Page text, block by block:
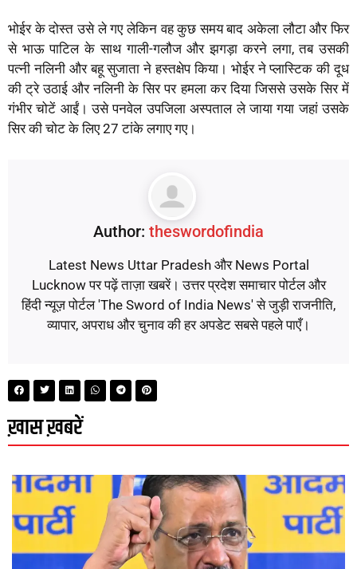
भोईर के दोस्त उसे ले गए लेकिन वह कुछ समय बाद अकेला लौटा और फिर
से भाऊ पाटिल के साथ गाली-गलौज और झगड़ा करने लगा, तब उसकी
पत्नी नलिनी और बहू सुजाता ने हस्तक्षेप किया। भोईर ने प्लास्टिक की दूध
की ट्रे उठाई और नलिनी के सिर पर हमला कर दिया जिससे उसके सिर में
गंभीर चोटें आईं। उसे पनवेल उपजिला अस्पताल ले जाया गया जहां उसके
सिर की चोट के लिए 27 टांके लगाए गए।
Author: theswordofindia
Latest News Uttar Pradesh और News Portal
Lucknow पर पढ़ें ताज़ा खबरें। उत्तर प्रदेश समाचार पोर्टल और
हिंदी न्यूज़ पोर्टल 'The Sword of India News' से जुड़ी राजनीति,
व्यापार, अपराध और चुनाव की हर अपडेट सबसे पहले पाएँ।
ख़ास ख़बरें